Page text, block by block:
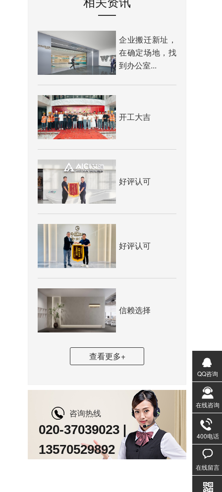
企业搬迁新址，
在确定场地，找
到办公室...
开工大吉
好评认可
好评认可
信赖选择
查看更多+
咨询热线
020-37039023 |
13570529892
QQ咨询
在线咨询
400电话
020-
在线留言